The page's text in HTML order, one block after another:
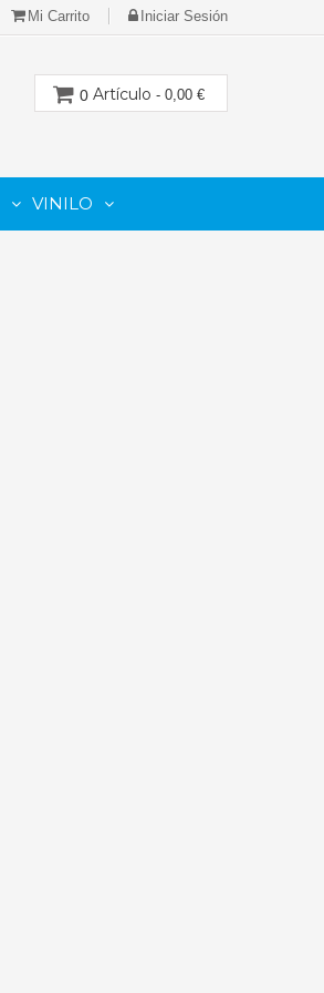
Mi Carrito Iniciar Sesión
Artículo - 0,00 €
0
VINILO